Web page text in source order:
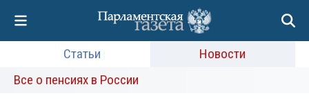
Статьи
Новости
Все о пенсиях в России